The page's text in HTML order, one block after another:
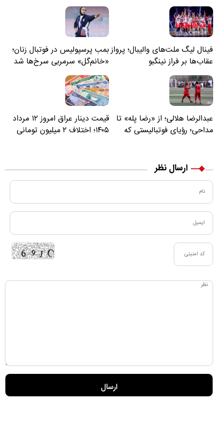
فینال لیگ ملت‌های والیبال؛ پرواز
عقاب‌ها بر فراز نینگبو
بمب پرسپولیس در فوتبال زنان؛
«خانم‌گل» سرمربی سرخ‌ها شد
عبدالرضا هلالی؛ از «رضا پله» تا
مداحی؛ رؤیای فوتبالیستی که
قیمت دینار عراق امروز ۱۲ مرداد
۱۴۰۵؛ اختلاف ۲ میلیون تومانی
ارسال نظر